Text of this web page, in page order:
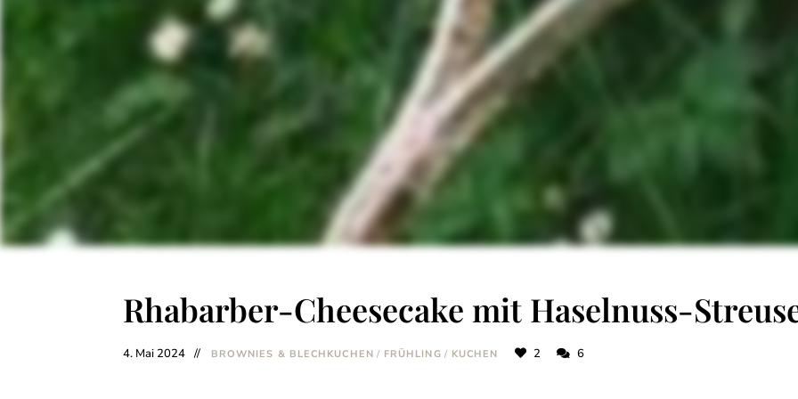
Rhabarber-Cheesecake mit Haselnuss-
4. Mai 2024 BROWNIES & BLECHKUCHEN / FRÜHLING / KUCHEN 2 6